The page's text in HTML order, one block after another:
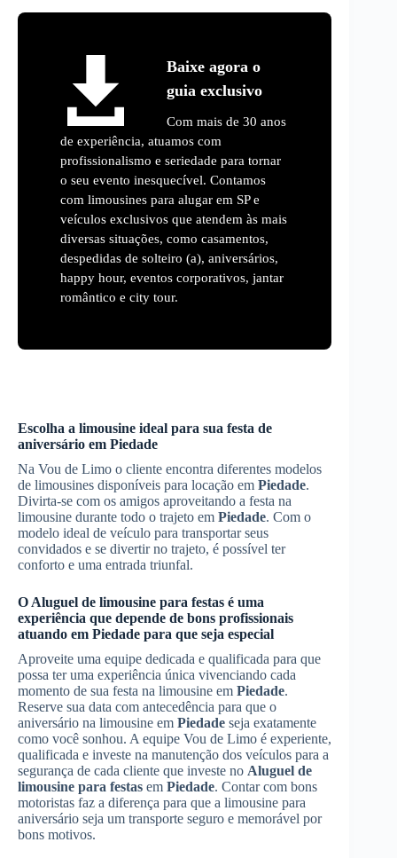
Baixe agora o
guia exclusivo
Com mais de 30 anos
de experiência, atuamos com
profissionalismo e seriedade para tornar
o seu evento inesquecível. Contamos
com limousines para alugar em SP e
veículos exclusivos que atendem às mais
diversas situações, como casamentos,
despedidas de solteiro (a), aniversários,
happy hour, eventos corporativos, jantar
romântico e city tour.
Escolha a limousine ideal para sua festa de
aniversário em Piedade
Na Vou de Limo o cliente encontra diferentes modelos
de limousines disponíveis para locação em Piedade.
Divirta-se com os amigos aproveitando a festa na
limousine durante todo o trajeto em Piedade. Com o
modelo ideal de veículo para transportar seus
convidados e se divertir no trajeto, é possível ter
conforto e uma entrada triunfal.
O Aluguel de limousine para festas é uma
experiência que depende de bons profissionais
atuando em Piedade para que seja especial
Aproveite uma equipe dedicada e qualificada para que
possa ter uma experiência única vivenciando cada
momento de sua festa na limousine em Piedade.
Reserve sua data com antecedência para que o
aniversário na limousine em Piedade seja exatamente
como você sonhou. A equipe Vou de Limo é experiente,
qualificada e investe na manutenção dos veículos para a
segurança de cada cliente que investe no Aluguel de
limousine para festas em Piedade. Contar com bons
motoristas faz a diferença para que a limousine para
aniversário seja um transporte seguro e memorável por
bons motivos.